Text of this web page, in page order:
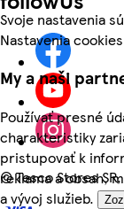
Svoje nastavenia
Nastavenia
My a naši
Používať presné
charakteristiky
pristupovať k
reklama a obsah,
a vývoj služieb.
©Tesco Stores